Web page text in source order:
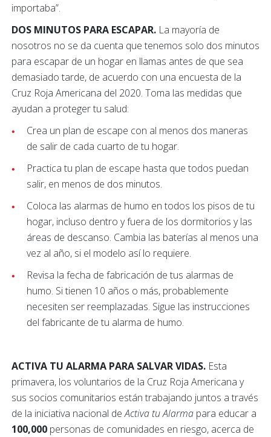
importaba”.
DOS MINUTOS PARA ESCAPAR. La mayoría de
nosotros no se da cuenta que tenemos solo dos minutos
para escapar de un hogar en llamas antes de que sea
demasiado tarde, de acuerdo con una encuesta de la
Cruz Roja Americana del 2020. Toma las medidas que
ayudan a proteger tu salud:
Crea un plan de escape con al menos dos maneras
de salir de cada cuarto de tu hogar.
Practica tu plan de escape hasta que todos puedan
salir, en menos de dos minutos.
Coloca las alarmas de humo en todos los pisos de tu
hogar, incluso dentro y fuera de los dormitorios y las
áreas de descanso. Cambia las baterías al menos una
vez al año, si el modelo así lo requiere.
Revisa la fecha de fabricación de tus alarmas de
humo. Si tienen 10 años o más, probablemente
necesiten ser reemplazadas. Sigue las instrucciones
del fabricante de tu alarma de humo.
ACTIVA TU ALARMA PARA SALVAR VIDAS. Esta
primavera, los voluntarios de la Cruz Roja Americana y
sus socios comunitarios están trabajando juntos a través
de la iniciativa nacional deActiva tu Alarma para educar a
100,000 personas de comunidades en riesgo, acerca de